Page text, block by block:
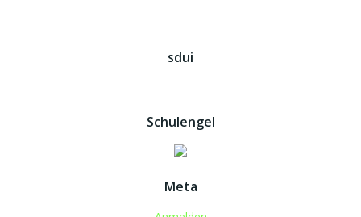
sdui
Schulengel
Meta